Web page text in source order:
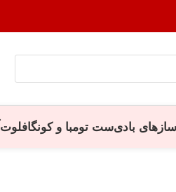
سازهای بادیست تومبا و کونگافلوت